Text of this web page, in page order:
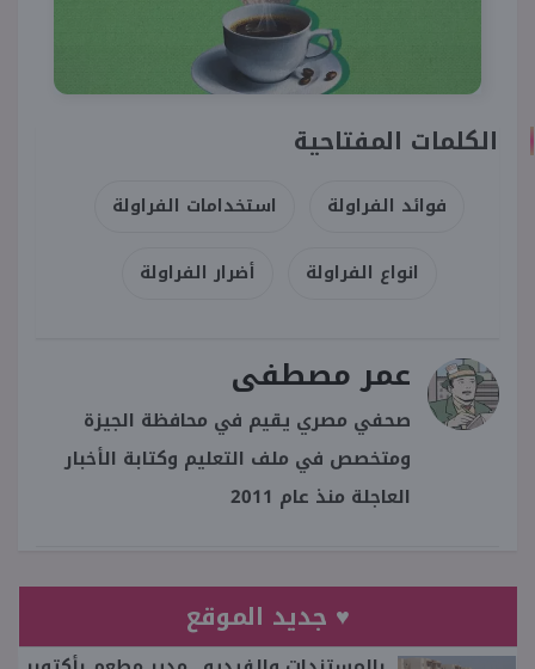
الكلمات المفتاحية
فوائد الفراولة استخدامات الفراولة
انواع الفراولة أضرار الفراولة
عمر مصطفى
صحفي مصري يقيم في محافظة الجيزة
ومتخصص في ملف التعليم وكتابة الأخبار
العاجلة منذ عام 2011
♥ جديد الموقع